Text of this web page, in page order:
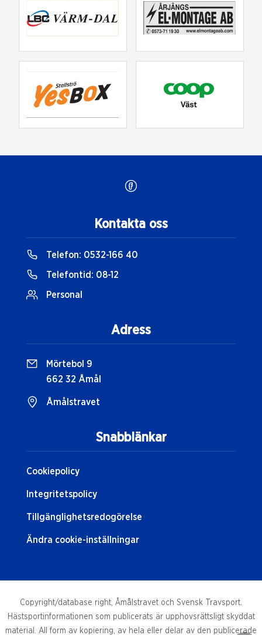
Snabblänkar
Cookiepolicy
Integritetspolicy
Tillgänglighetsredogörelse
Ändra cookie-inställningar
Kontakta oss
Telefon: 0532-166 40
Telefontid: 08-12
Personal
Adress
Mörtebol 9
662 32 Åmål
Åmålstravet
Copyright/database right, Åmålstravet och Svensk Travsport.
Hästsportinformationen som publicerats är upphovsrättsligt skyddat
material. All form av kopiering, av hela eller delar av den publicerade